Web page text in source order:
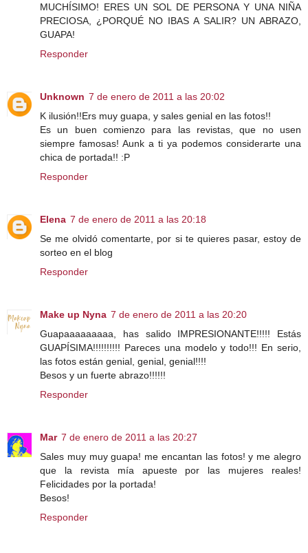
MUCHÍSIMO! ERES UN SOL DE PERSONA Y UNA NIÑA
PRECIOSA, ¿PORQUÉ NO IBAS A SALIR? UN ABRAZO,
GUAPA!
Responder
Unknown 7 de enero de 2011 a las 20:02
K ilusión!!Ers muy guapa, y sales genial en las fotos!!
Es un buen comienzo para las revistas, que no usen
siempre famosas! Aunk a ti ya podemos considerarte una
chica de portada!! :P
Responder
Elena 7 de enero de 2011 a las 20:18
Se me olvidó comentarte, por si te quieres pasar, estoy de
sorteo en el blog
Responder
Make up Nyna 7 de enero de 2011 a las 20:20
Guapaaaaaaaaa, has salido IMPRESIONANTE!!!!! Estás
GUAPÍSIMA!!!!!!!!!! Pareces una modelo y todo!!! En serio,
las fotos están genial, genial, genial!!!!
Besos y un fuerte abrazo!!!!!!
Responder
Mar 7 de enero de 2011 a las 20:27
Sales muy muy guapa! me encantan las fotos! y me alegro
que la revista mía apueste por las mujeres reales!
Felicidades por la portada!
Besos!
Responder